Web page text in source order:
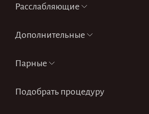
Расслабляющие
Дополнительные
Парные
Подобрать процедуру